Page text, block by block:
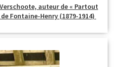
et cookies
auteur de « Partout
de Fontaine-Henry (1879-1914)